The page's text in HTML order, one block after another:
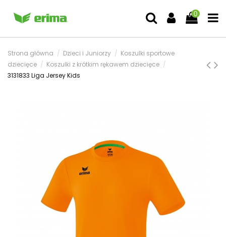
0
Strona główna Dzieci i Juniorzy
Koszulki sportowe
dziecięce
Koszulki z krótkim rękawem dziecięce
3131833 Liga Jersey Kids